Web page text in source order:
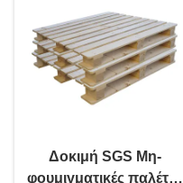
Δοκιμή SGS Μη-
φουμιγματικές παλέτες